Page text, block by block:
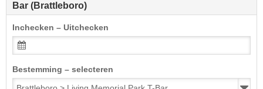
Bar (Brattleboro)
Inchecken – Uitchecken
Bestemming – selecteren